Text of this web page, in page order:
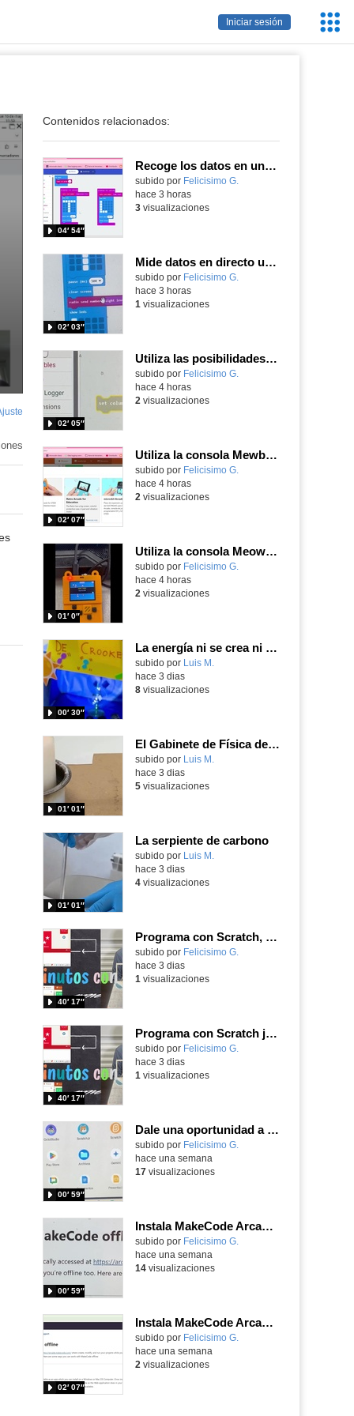
Iniciar sesión
pantalla
Contenidos relacionados:
Recoge los datos en una gráfica programando tu placa microbit con MakeCode y conoce la Tª y nivel de luz en este eclipse
Contenido educativo.
subido por Felicisimo G.
04′ 54″
hace 3 horas
3visualizaciones
Mide datos en directo usando tu placa microbit y programando con MakeCode dos placas conectadas por radio
Contenido educativo.
subido por Felicisimo G.
02′ 03″
hace 3 horas
1 visualizaciones
Utiliza las posibilidades de tu microbit programando com MakeCode para medir temperatura y nivel de luz con Datalogger
Contenido educativo.
subido por Felicisimo G.
02′ 05″
hace 4 horas
2 visualizaciones
Utiliza la consola Mewbit de Kittenbot para llevar tus juegos arcade de MakeCode a tu mano
Contenido educativo.
subido por Felicisimo G.
02′ 07″
hace 4 horas
2 visualizaciones
Utiliza la consola Meowbit de KIttenbot para jugar con tus programas MakeCode Arcade
Contenido educativo.
subido por Felicisimo G.
01′ 0″
hace 4 horas
2 visualizaciones
La energía ni se crea ni se destruye... ¡se experimenta! El Tierno en la Feria Madrid es Ciencia 2026
Contenido educativo.
subido por Luis M.
00′ 30″
hace 3 dias
8visualizaciones
El Gabinete de Física del IES Enrique Tierno Galván de Parla (Curso 25-26)
Contenido educativo.
subido por Luis M.
01′ 01″
hace 3 dias
5visualizaciones
La serpiente de carbono
Contenido educativo.
subido por Luis M.
01′ 01″
hace 3 dias
4visualizaciones
Programa con Scratch, 8 diferentes juegos para vivir la emoción de los partidos de España en el mundial 2026
Contenido educativo.
subido por Felicisimo G.
40′ 17″
hace 3 dias
1 visualizaciones
Programa con Scratch juegos con los partidos del mundial 2026 ganados por España
Contenido educativo.
subido por Felicisimo G.
40′ 17″
hace 3 dias
1 visualizaciones
Dale una oportunidad a los Chromebooks y utiliza un proyector para realizar talleres si no tienes pantallas táctiles
Contenido educativo.
subido por Felicisimo G.
00′ 59″
hace una semana
17visualizaciones
Instala MakeCode Arcade para trabajar offline en tu tablet, ordenador, Chromebook
Contenido educativo.
subido por Felicisimo G.
00′ 59″
hace una semana
14visualizaciones
Instala MakeCode Arcade offline para programar grandes juegos sin necesidad de Internet
Contenido educativo.
subido por Felicisimo G.
02′ 07″
hace una semana
2 visualizaciones